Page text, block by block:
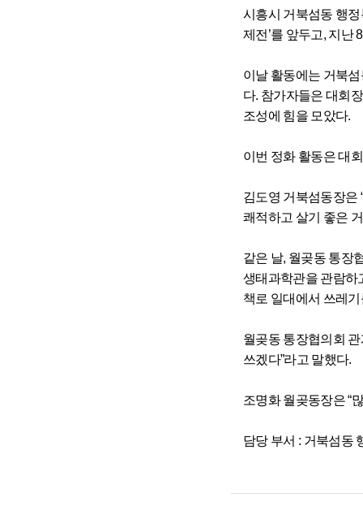
시흥시 거북섬동 행
제전’를 앞두고, 지난
이날 활동에는 거북
다. 참가자들은 대회
조성에 힘을 모았다.
이번 정화 활동은 대
김도영 거북섬동장은
쾌적하고 살기 좋은
같은 날, 월곶동 통장
생태과학관을 관람하
책로 일대에서 쓰레
월곶동 통장협의회
쓰겠다”라고 말했다.
조명화 월곶동장은 “
담당 부서 : 거북섬동